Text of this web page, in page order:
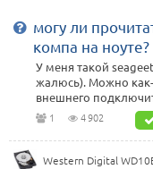
могу ли
компа на ноуте?
У меня такой
жалюсь). Можно как-
внешнего
1 4 902
Western Digital